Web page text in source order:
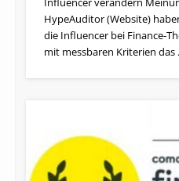
HypeAuditor (Website)
die Influencer bei Finance-
mit messbaren Kriterien das